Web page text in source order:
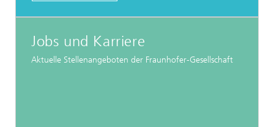
Jobs und Karriere
Aktuelle Stellenangeboten der Fraunhofer-Gesellschaft